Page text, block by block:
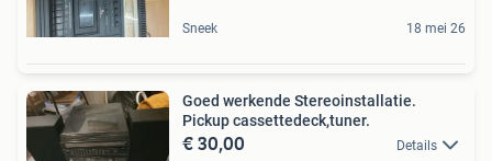
Sneek 18 mei 26
Goed werkende Stereoinstallatie.
Pickup cassettedeck,tuner.
€ 30,00 Details